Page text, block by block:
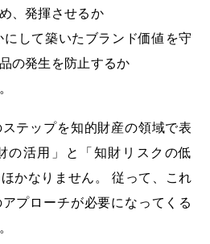
、発揮させるか
して築いたブランド価値を守
の発生を防止するか
テップを知的財産の領域で表
の活用」と「知財リスクの低
かなりません。 従って、これ
プローチが必要になってくる